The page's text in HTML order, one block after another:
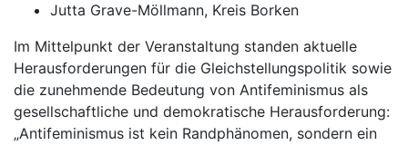
Jutta Grave-Möllmann, Kreis Borken
Im Mittelpunkt der Veranstaltung standen aktuelle
Herausforderungen für die Gleichstellungspolitik sowie
die zunehmende Bedeutung von Antifeminismus als
gesellschaftliche und demokratische Herausforderung:
„Antifeminismus ist kein Randphänomen, sondern ein